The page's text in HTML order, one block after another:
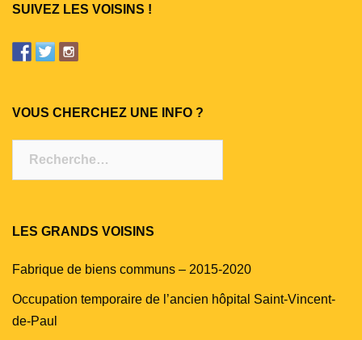
SUIVEZ LES VOISINS !
VOUS CHERCHEZ UNE INFO ?
LES GRANDS VOISINS
Fabrique de biens communs – 2015-2020
Occupation temporaire de l’ancien hôpital Saint-Vincent-
de-Paul